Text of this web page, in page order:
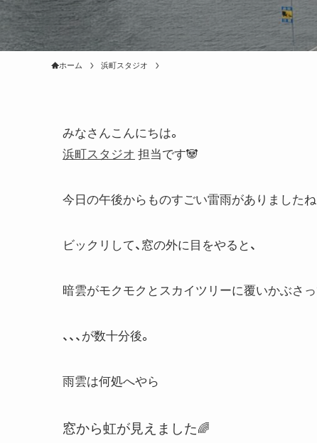
ホーム 浜町スタジオ
みなさんこんにちは。
浜町スタジオ 担当です🐼
今日の午後からものすごい雷雨がありましたね
ビックリして、窓の外に目をやると、
暗雲がモクモクとスカイツリーに覆いかぶさっ
、、、が数十分後。
雨雲は何処へやら
窓から虹が見えました🌈